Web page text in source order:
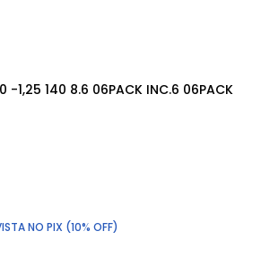
-1,25 140 8.6 06PACK INC.6 06PACK
NO PIX (10% OFF)